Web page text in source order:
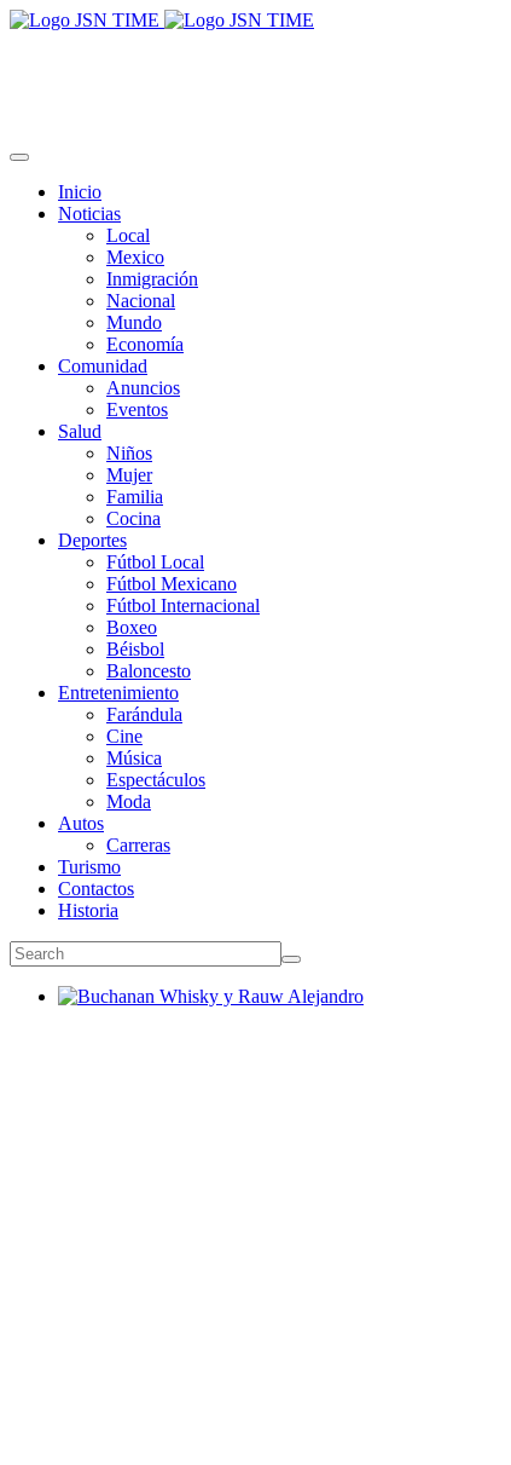
Inicio
Noticias
Local
Mexico
Inmigración
Nacional
Mundo
Economía
Comunidad
Anuncios
Eventos
Salud
Niños
Mujer
Familia
Cocina
Deportes
Fútbol Local
Fútbol Mexicano
Fútbol Internacional
Boxeo
Béisbol
Baloncesto
Entretenimiento
Farándula
Cine
Música
Espectáculos
Moda
Autos
Carreras
Turismo
Contactos
Historia